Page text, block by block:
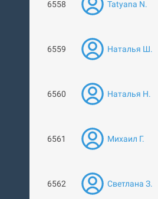
6558 Tatyana N.
6559 Наталья Ш.
6560 Наталья Н.
6561 Михаил Г.
6562 Светлана З.